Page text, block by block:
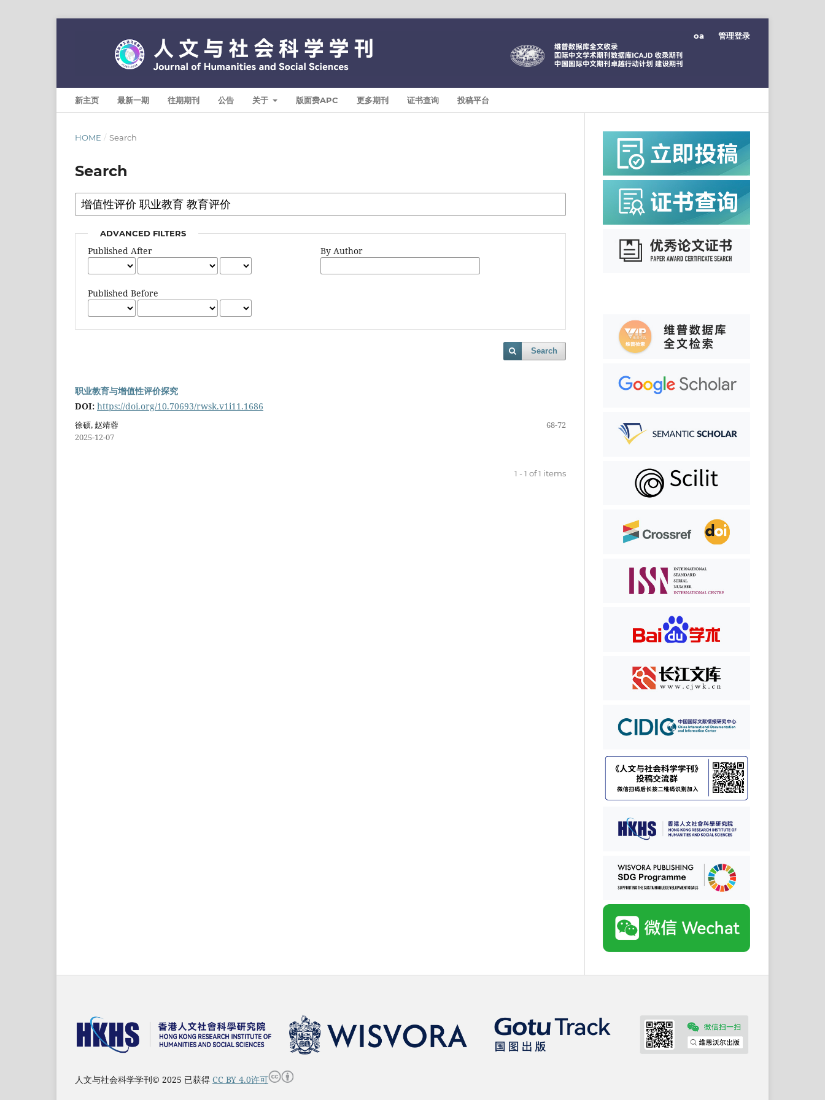
新主页 最新一期 往期期刊 公告 关于 版面费APC 更多期刊 证书查询 投稿平台
oa 管理登录
HOME / Search
Search
ADVANCED FILTERS
Published After
Published Before
By Author
Search
职业教育与增值性评价探究
DOI: https://doi.org/10.70693/rwsk.v1i11.1686
徐硕, 赵靖蓉
68-72
2025-12-07
1 - 1 of 1 items
人文与社会科学学刊© 2025 已获得 CC BY 4.0许可